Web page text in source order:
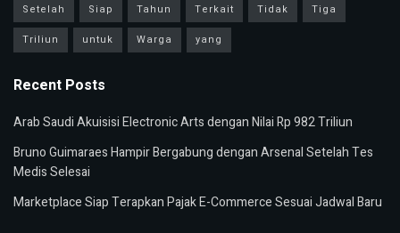
Setelah
Siap Tahun Terkait Tidak
Tiga
Triliun
untuk Warga yang
Recent Posts
Arab Saudi Akuisisi Electronic Arts dengan Nilai Rp 982 Triliun
Bruno Guimaraes Hampir Bergabung dengan Arsenal Setelah Tes
Medis Selesai
Marketplace Siap Terapkan Pajak E-Commerce Sesuai Jadwal Baru